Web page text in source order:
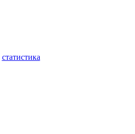
статистика